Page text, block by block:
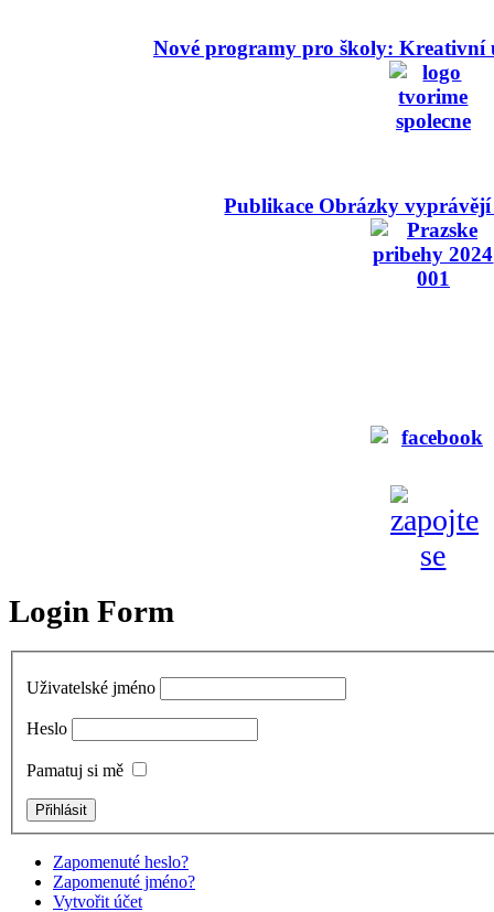
Nové programy pro školy: Kreativní
Publikace Obrázky
Login Form
Uživatelské jméno
Heslo
Pamatuj si mě
Zapomenuté heslo?
Zapomenuté jméno?
Vytvořit účet